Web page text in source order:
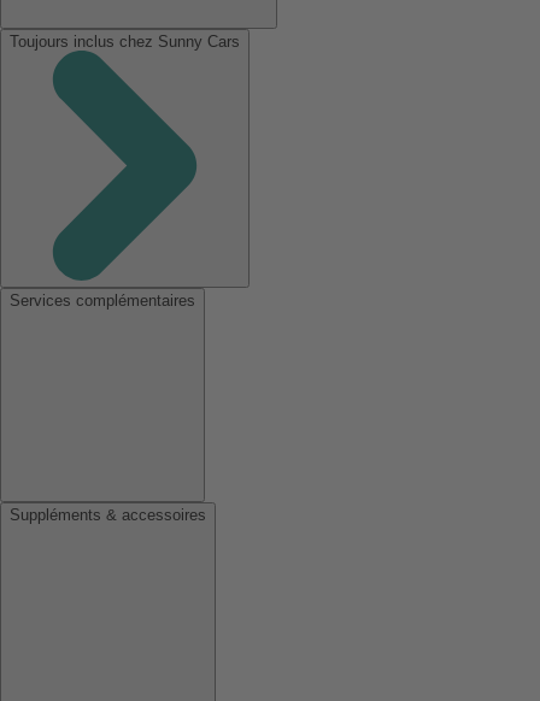
Toujours inclus chez Sunny Cars
Services complémentaires
Suppléments & accessoires